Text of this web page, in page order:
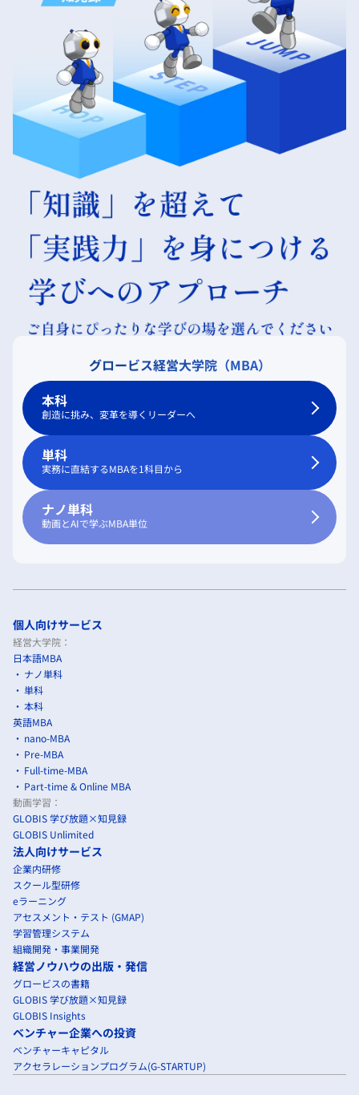
グロービス経営大学院（MBA）
本科
創造に挑み、変革を導くリーダーへ
単科
実務に直結するMBAを1科目から
ナノ単科
動画とAIで学ぶMBA単位
個人向けサービス
経営大学院：
日本語MBA
ナノ単科
単科
本科
英語MBA
nano-MBA
Pre-MBA
Full-time-MBA
Part-time & Online MBA
動画学習：
GLOBIS 学び放題×知見録
GLOBIS Unlimited
法人向けサービス
企業内研修
スクール型研修
eラーニング
アセスメント・テスト (GMAP)
学習管理システム
組織開発・事業開発
経営ノウハウの出版・発信
グロービスの書籍
GLOBIS 学び放題×知見録
GLOBIS Insights
ベンチャー企業への投資
ベンチャーキャピタル
アクセラレーションプログラム(G-STARTUP)